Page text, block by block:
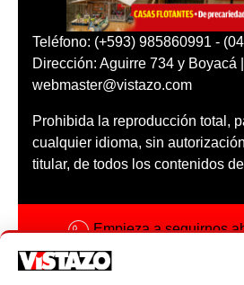
Teléfono: (+593) 985860991 -
Dirección: Aguirre 734 y Boyacá
webmaster@vistazo.com
Prohibida la reproducción total,
cualquier idioma, sin
titular, de todos los contenidos
Empieza a seguirnos